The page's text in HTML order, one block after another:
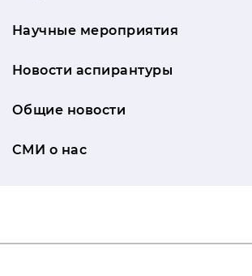
Научные мероприятия
Новости аспирантуры
Общие новости
СМИ о нас